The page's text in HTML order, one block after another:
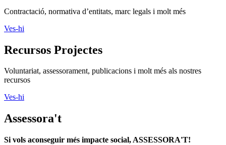
Contractació, normativa d’entitats, marc legals i molt més
Ves-hi
Recursos Projectes
Voluntariat, assessorament, publicacions i molt més als nostres
recursos
Ves-hi
Assessora't
Si vols aconseguir més impacte social, ASSESSORA'T!